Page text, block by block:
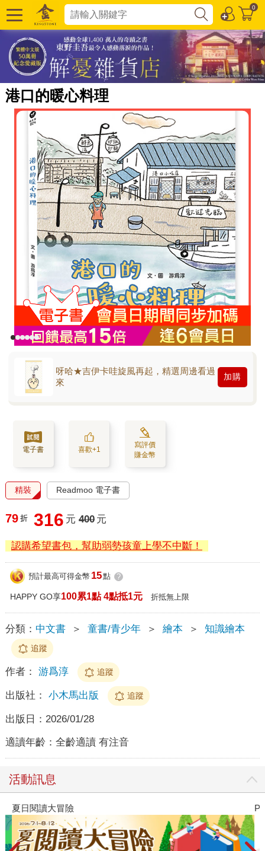
0
港口的暖心料理
呀哈★吉伊卡哇旋風再起，精選周邊看過
來
加購
電子書 喜歡+1
寫評價
賺金幣
精裝 Readmoo 電子書
79 折 316 元 400 元
認購希望書包，幫助弱勢孩童上學不中斷！
預計最高可得金幣 15點 ?
HAPPY GO享100累1點 4點抵1元 折抵無上限
分類： 中文書 ＞ 童書/青少年 ＞ 繪本 ＞ 知識繪本
追蹤
作者： 游爲淳 追蹤
出版社： 小木馬出版 追蹤
出版日： 2026/01/28
適讀年齡： 全齡適讀 有注音
活動訊息
夏日閱讀大冒險